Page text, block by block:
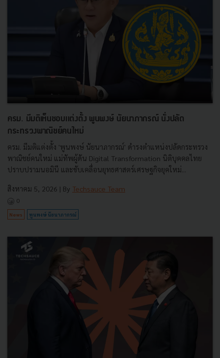
ครม. มีมติเห็นชอบแต่งตั้ง พูนพงษ์ นัยนาภากรณ์ นั่งปลัด
กระทรวงพาณิชย์คนใหม่
ครม. มีมติแต่งตั้ง 'พูนพงษ์ นัยนาภากรณ์' ดำรงตำแหน่งปลัดกระทรวง
พาณิชย์คนใหม่ แม่ทัพผู้ดัน Digital Transformation นิติบุคคลไทย
ปราบปรามนอมินี และขับเคลื่อนยุทธศาสตร์เศรษฐกิจยุคใหม่...
สิงหาคม 5, 2026 | By Techsauce Team
0
News พูนพงษ์ นัยนาภากรณ์